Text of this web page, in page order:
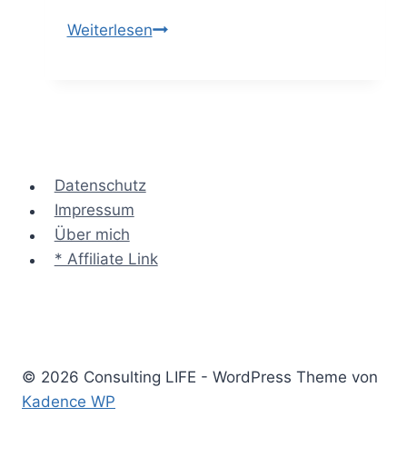
WeiterlesenDie
Datenschutz
Impressum
Über mich
* Affiliate Link
© 2026 Consulting LIFE - WordPress Theme von
Kadence WP